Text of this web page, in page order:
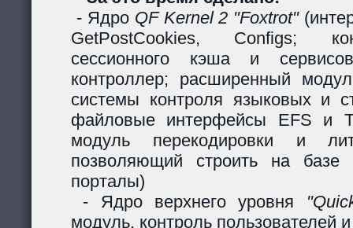
- Ядро QF Kernel 2 "Foxtrot"
GetPostCookies, Configs;
сессионного кэша и
контроллер; расширенный
системы контроля языковых и
файловые интерфейсы EFS и
модуль перекодировки и
позволяющий строить на базе
порталы)
- Ядро верхнего уровня
модуль, контроль пользователей и